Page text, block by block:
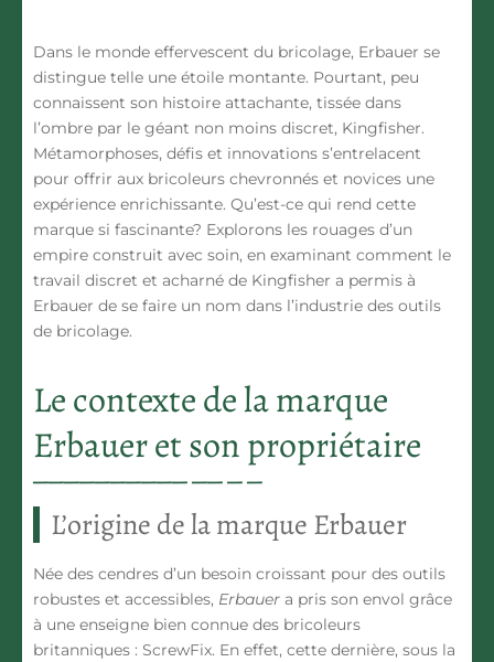
Dans le monde effervescent du bricolage, Erbauer se
distingue telle une étoile montante. Pourtant, peu
connaissent son histoire attachante, tissée dans
l’ombre par le géant non moins discret, Kingfisher.
Métamorphoses, défis et innovations s’entrelacent
pour offrir aux bricoleurs chevronnés et novices une
expérience enrichissante. Qu’est-ce qui rend cette
marque si fascinante? Explorons les rouages d’un
empire construit avec soin, en examinant comment le
travail discret et acharné de Kingfisher a permis à
Erbauer de se faire un nom dans l’industrie des outils
de bricolage.
Le contexte de la marque
Erbauer et son propriétaire
L’origine de la marque Erbauer
Née des cendres d’un besoin croissant pour des outils
robustes et accessibles, Erbauer a pris son envol grâce
à une enseigne bien connue des bricoleurs
britanniques : ScrewFix. En effet, cette dernière, sous la